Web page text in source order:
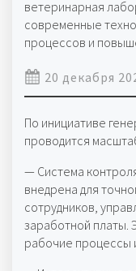
ветеринарная
современные
процессов и
20 декабря
По инициативе
проводится
— Система
внедрена для
сотрудников,
заработной платы.
рабочие процессы